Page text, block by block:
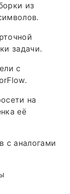
из
задачи.
с
на
её
с аналогами